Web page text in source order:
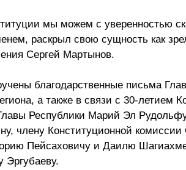
мы можем с уверенностью
раскрыл свою сущность как
Сергей Мартынов.
благодарственные письма
а также в связи с 30-летием
Республики Марий Эл
члену Конституционной
Пейсаховичу и Даилю
Эргубаеву.